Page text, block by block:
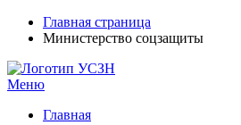
Главная страница
Министерство соцзащиты
Меню
Главная